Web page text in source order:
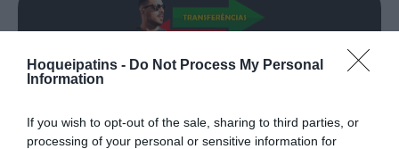
Hoqueipatins - Do Not Process My Personal
Information
If you wish to opt-out of the sale, sharing to third parties, or
processing of your personal or sensitive information for
TRANSFERÊNCIAS - ÉPOCA 2026/27